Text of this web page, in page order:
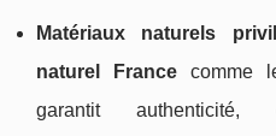
Matériaux naturels
naturel France comme
garantit